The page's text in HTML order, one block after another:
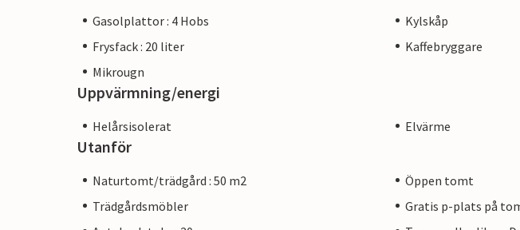
Gasolplattor : 4 Hobs
Kylskåp
Frysfack : 20 liter
Kaffebryggare
Mikrougn
Uppvärmning/energi
Helårsisolerat Elvärme
Utanför
Naturtomt/trädgård : 50 m2
Öppen tomt
Trädgårdsmöbler
Gratis p-plats på